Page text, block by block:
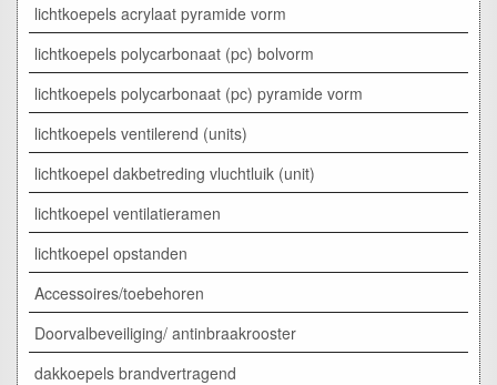
lichtkoepels acrylaat pyramide vorm
lichtkoepels polycarbonaat (pc) bolvorm
lichtkoepels polycarbonaat (pc) pyramide vorm
lichtkoepels ventilerend (units)
lichtkoepel dakbetreding vluchtluik (unit)
lichtkoepel ventilatieramen
lichtkoepel opstanden
Accessoires/toebehoren
Doorvalbeveiliging/ antinbraakrooster
dakkoepels brandvertragend